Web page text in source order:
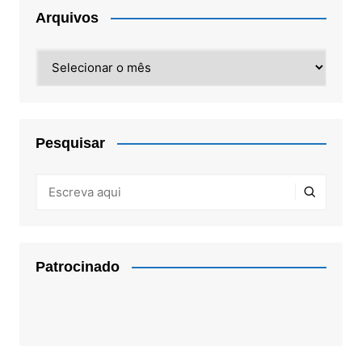
Arquivos
Pesquisar
Patrocinado